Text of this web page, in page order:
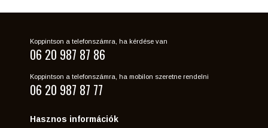
Koppintson a telefonszámra, ha kérdése van
06 20 987 87 86
Koppintson a telefonszámra, ha mobilon szeretne rendelni
06 20 987 87 77
Hasznos információk